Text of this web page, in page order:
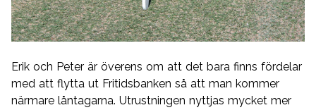
Erik och Peter är överens om att det bara finns fördelar
med att flytta ut Fritidsbanken så att man kommer
närmare låntagarna. Utrustningen nyttjas mycket mer